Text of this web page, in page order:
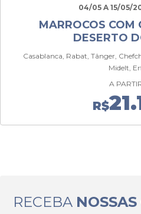
04/05 A 15/05/
MARROCOS COM
DESERTO
Casablanca, Rabat, Tânger,
Midelt,
A
R$
RECEBA